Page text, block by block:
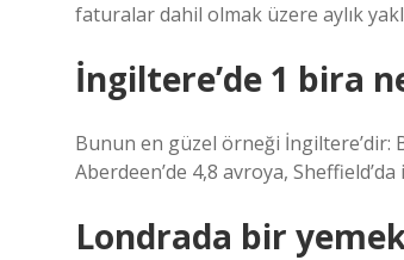
faturalar dahil olmak üzere aylık
İngiltere’de 1 bira
Bunun en güzel örneği İngiltere’dir:
Aberdeen’de 4,8 avroya,
Londrada bir